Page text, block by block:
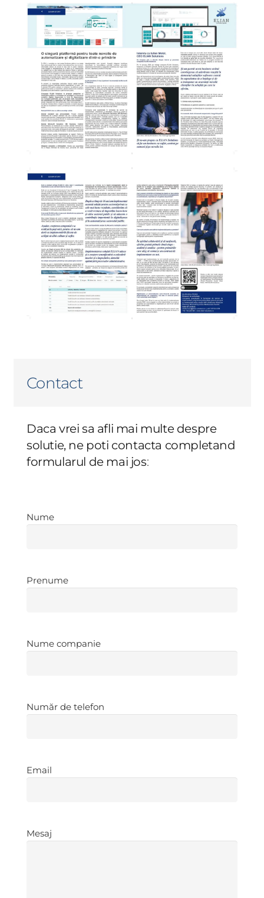
Contact
Daca vrei sa afli mai multe despre
solutie, ne poti contacta completand
formularul de mai jos:
Nume
Nume
Prenume
Prenume
Nume
Nume companie
Număr
Număr de telefon
Email
Email
Mesaj
Mesaj